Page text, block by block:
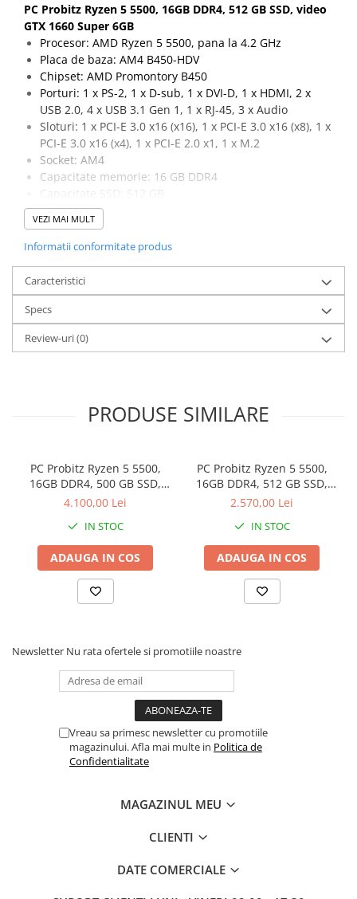
PC Probitz Ryzen 5 5500, 16GB DDR4, 512 GB SSD, video
GTX 1660 Super 6GB
Procesor: AMD Ryzen 5 5500, pana la 4.2 GHz
Placa de baza: AM4 B450-HDV
Chipset: AMD Promontory B450
Porturi: 1 x PS-2, 1 x D-sub, 1 x DVI-D, 1 x HDMI, 2 x
USB 2.0, 4 x USB 3.1 Gen 1, 1 x RJ-45, 3 x Audio
Sloturi: 1 x PCI-E 3.0 x16 (x16), 1 x PCI-E 3.0 x16 (x8), 1 x
PCI-E 3.0 x16 (x4), 1 x PCI-E 2.0 x1, 1 x M.2
Socket: AM4
Capacitate memorie: 16 GB DDR4
Placa video: GTX 1660 Super 6GB, 192-bit, 1 x DVI, 1 x
HDMI, 1 x DisplayPort
VEZI MAI MULT
Informatii conformitate produs
Caracteristici
Specs
Review-uri(0)
PRODUSE SIMILARE
PC Probitz Ryzen 5 5500,
16GB DDR4, 500 GB SSD,
video RTX 3060 12GB
4.100,00 Lei
IN STOC
ADAUGA IN COS
PC Probitz Ryzen 5 5500,
16GB DDR4, 512 GB SSD,
video GTX 645 1GB, Win 11
2.570,00 Lei
IN STOC
ADAUGA IN COS
Newsletter Nu rata ofertele si promotiile noastre
Vreau sa primesc newsletter cu promotiile
magazinului. Afla mai multe in Politica de
Confidentialitate
MAGAZINUL MEU
CLIENTI
DATE COMERCIALE